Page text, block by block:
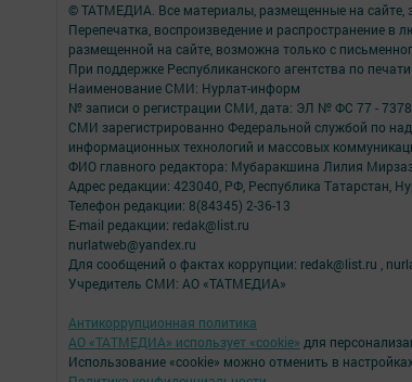
© ТАТМЕДИА. Все материалы, размещенные на сайте,
Перепечатка, воспроизведение и распространение в
размещенной на сайте, возможна только с
При поддержке Республиканского агентства по
Наименование СМИ: Нурлат-⁠информ
№ записи о регистрации СМИ, дата: ЭЛ № ФС 77 -⁠
СМИ зарегистрированно Федеральной службой по
информационных технологий и массовых
ФИО главного редактора: Мубаракшина Лилия
Адрес редакции: 423040, РФ, Республика Татарстан,
Телефон редакции: 8(84345) 2-36-13
E-mail редакции: redak@list.ru
nurlatweb@yandex.ru
Для сообщений о фактах коррупции: redak@list.ru ,
Учредитель СМИ: АО «ТАТМЕДИА»
Антикоррупционная политика
АО «ТАТМЕДИА» использует «cookie» для
Использование «cookie» можно отменить в